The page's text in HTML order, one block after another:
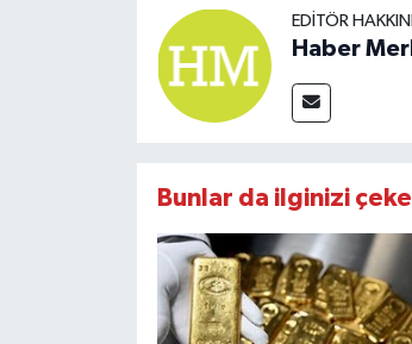
EDITÖR
Haber
Bunlar da ilginizi